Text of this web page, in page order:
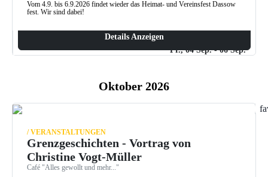
Vom 4.9. bis 6.9.2026 findet wieder das Heimat- und Vereinsfest Dassow
fest. Wir sind dabei!
Fr., 04 Sep.- 06 Sep.
Details Anzeigen
Oktober 2026
/ VERANSTALTUNGEN
Grenzgeschichten - Vortrag von
Christine Vogt-Müller
Café "Alles gewollt und mehr..."